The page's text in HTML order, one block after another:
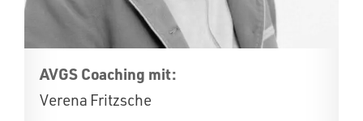
AVGS Coaching mit:
Verena Fritzsche